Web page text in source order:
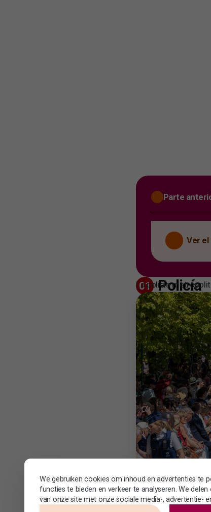
Parte
Ver el
01 Policía
La policía
We gebruiken cookies om inhoud en advertenties te
functies te bieden en verkeer te analyseren. We
van onze site met onze sociale media-, advertentie-